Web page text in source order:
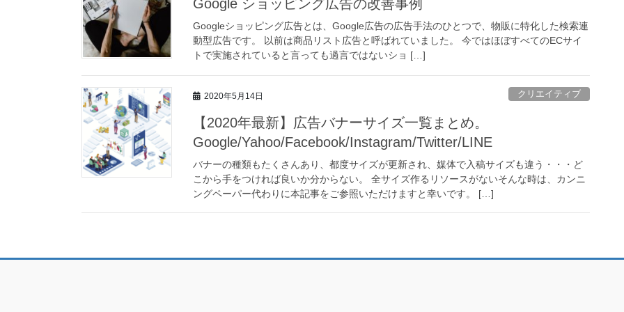
Google ショッピング広告の改善事例
Googleショッピング広告とは、Google広告の広告手法のひとつで、物販に特化した検索連
動型広告です。 以前は商品リスト広告と呼ばれていました。 今ではほぼすべてのECサイ
トで実施されていると言っても過言ではないショ […]
2020年5月14日 クリエイティブ
【2020年最新】広告バナーサイズ一覧まとめ。
Google/Yahoo/Facebook/Instagram/Twitter/LINE
バナーの種類もたくさんあり、都度サイズが更新され、媒体で入稿サイズも違う・・・ど
こから手をつければ良いか分からない。 全サイズ作るリソースがないそんな時は、カンニ
ングペーパー代わりに本記事をご参照いただけますと幸いです。 […]